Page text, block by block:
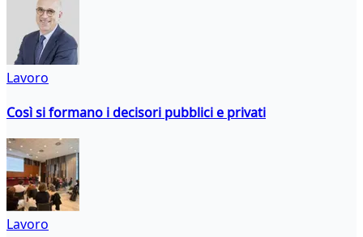
Lavoro
Così si formano i decisori pubblici e privati
Lavoro